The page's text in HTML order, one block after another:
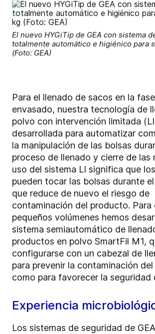
El nuevo HYGiTip de GEA con sistema
totalmente automático e higiénico para
(Foto: GEA)
Para el llenado de sacos en la
envasado, nuestra tecnología de
polvo con intervención limitada
desarrollada para automatizar
la manipulación de las bolsas
proceso de llenado y cierre de las
uso del sistema LI significa que
pueden tocar las bolsas durante
que reduce de nuevo el riesgo de
contaminación del producto. Para
pequeños volúmenes hemos
sistema semiautomático de
productos en polvo SmartFil M1,
configurarse con un cabezal de
para prevenir la contaminación
como para favorecer la seguridad
Experiencia
Los sistemas de seguridad de